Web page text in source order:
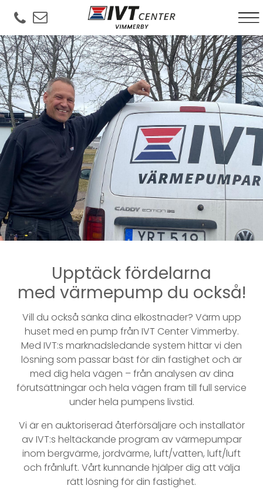
Upptäck fördelarna
med värmepump du också!
Vill du också sänka dina elkostnader? Värm upp
huset med en pump från IVT Center Vimmerby.
Med IVT:s marknadsledande system hittar vi den
lösning som passar bäst för din fastighet och är
med dig hela vägen – från analysen av dina
förutsättningar och hela vägen fram till full service
under hela pumpens livstid.
Vi är en auktoriserad återförsäljare och installatör
av IVT:s heltäckande program av värmepumpar
inom bergvärme, jordvärme, luft/vatten, luft/luft
och frånluft. Vårt kunnande hjälper dig att välja
rätt lösning för din fastighet.